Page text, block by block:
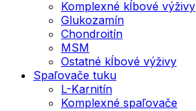
Komplexné kĺbové výživy
Glukozamín
Chondroitín
MSM
Ostatné kĺbové výživy
Spaľovače tuku
L-Karnitín
Komplexné spaľovače